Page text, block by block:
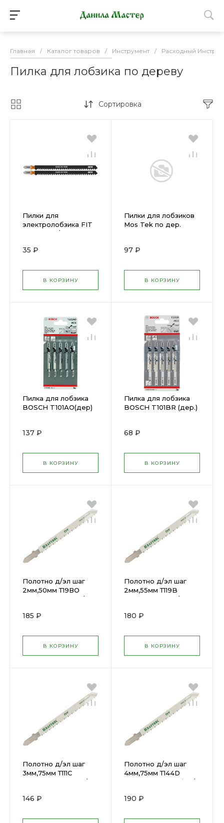
Главная / Каталог товаров / Инструмент / Расходный
Пилка для лобзика по дереву
Сортировка
Пилки для
электролобзика FIT
T344D. 151/126мм 1шт.
35 ₽
В КОРЗИНУ
Пилки для лобзиков
Mos Tek по дер.
97 ₽
В КОРЗИНУ
Пилка для лобзика
BOSCH T101АО(дер)
137 ₽
В КОРЗИНУ
Пилка для лобзика
BOSCH T101BR (дер.)
68 ₽
В КОРЗИНУ
Полотно д/эл шаг
2мм,50мм Т19ВО
,дерев,пласт фиг/р
2
185 ₽
В КОРЗИНУ
Полотно д/эл шаг
2мм,55мм Т119B
,дерев,фан чис/р
2
180 ₽
В КОРЗИНУ
Полотно д/эл шаг
3мм,75мм Т111С
,дерев,дсп,двп гр/р
146 ₽
Полотно д/эл шаг
4мм,75мм Т144D
,дерев,дсп,двп быс/р
4
190 ₽